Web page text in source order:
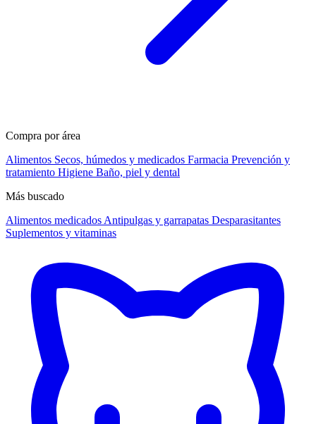
Compra por área
Alimentos Secos, húmedos y medicados Farmacia Prevención y
tratamiento Higiene Baño, piel y dental
Más buscado
Alimentos medicados Antipulgas y garrapatas Desparasitantes
Suplementos y vitaminas